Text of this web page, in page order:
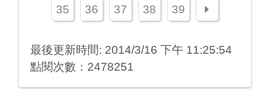
35 36 37 38 39 下一頁
最後更新時間: 2014/3/16 下午 11:25:54
點閱次數：2478251